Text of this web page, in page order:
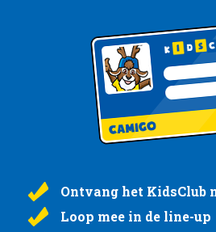
Ontvang het KidsClub
Loop mee in de line-up